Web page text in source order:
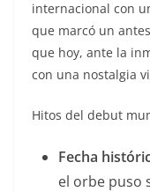
internacional con
que marcó un
que hoy, ante la
con una nostalgia
Hitos del debut
Fecha
el orbe puso